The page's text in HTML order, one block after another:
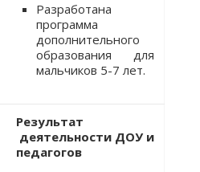
Разработана
программа
дополнительного
образования для
мальчиков 5-7 лет.
Результат
деятельности ДОУ и
педагогов